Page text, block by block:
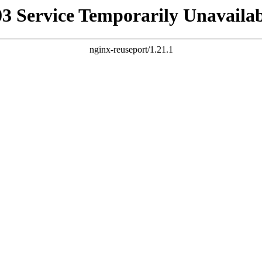
Service Temporarily
nginx-reuseport/1.21.1